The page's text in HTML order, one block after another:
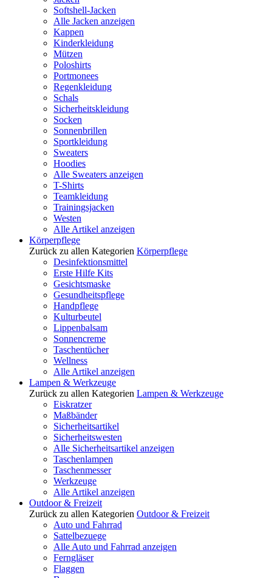
Softshell-Jacken
Alle Jacken anzeigen
Kappen
Kinderkleidung
Mützen
Poloshirts
Portmonees
Regenkleidung
Schals
Sicherheitskleidung
Socken
Sonnenbrillen
Sportkleidung
Sweaters
Hoodies
Alle Sweaters anzeigen
T-Shirts
Teamkleidung
Trainingsjacken
Westen
Alle Artikel anzeigen
Körperpflege
Zurück zu allen Kategorien Körperpflege
Desinfektionsmittel
Erste Hilfe Kits
Gesichtsmaske
Gesundheitspflege
Handpflege
Kulturbeutel
Lippenbalsam
Sonnencreme
Taschentücher
Wellness
Alle Artikel anzeigen
Lampen & Werkzeuge
Zurück zu allen Kategorien Lampen & Werkzeuge
Eiskratzer
Maßbänder
Sicherheitsartikel
Sicherheitswesten
Alle Sicherheitsartikel anzeigen
Taschenlampen
Taschenmesser
Werkzeuge
Alle Artikel anzeigen
Outdoor & Freizeit
Zurück zu allen Kategorien Outdoor & Freizeit
Auto und Fahrrad
Sattelbezuege
Alle Auto und Fahrrad anzeigen
Ferngläser
Flaggen